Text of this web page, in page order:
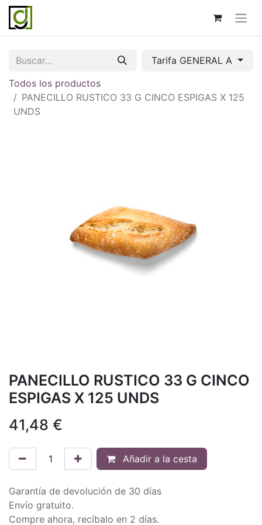
Tarifa GENERAL A
Todos los productos
PANECILLO RUSTICO 33 G CINCO ESPIGAS X 125
UNDS
PANECILLO RUSTICO 33 G CINCO
ESPIGAS X 125 UNDS
41,48 €
Añadir a la cesta
Garantía de devolución de 30 días
Envío gratuito.
Compre ahora, recíbalo en 2 días.